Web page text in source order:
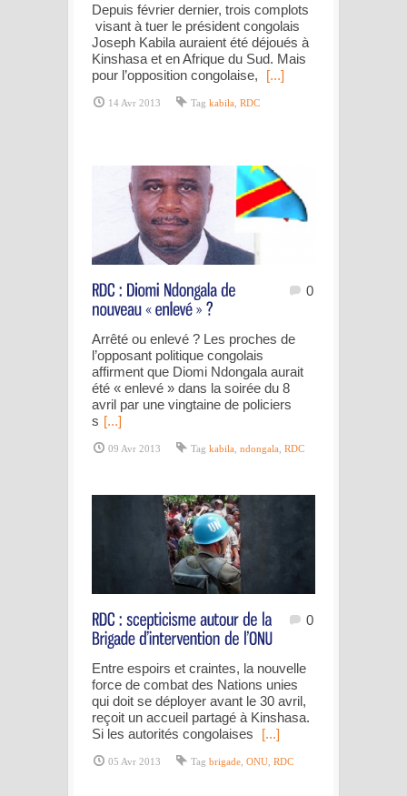
Depuis février dernier, trois complots
visant à tuer le président congolais
Joseph Kabila auraient été déjoués à
Kinshasa et en Afrique du Sud. Mais
pour l’opposition congolaise,
[...]
14 Avr 2013 Tag kabila RDC
0
Arrêté ou enlevé ? Les proches de
l’opposant politique congolais
affirment que Diomi Ndongala aurait
été « enlevé » dans la soirée du 8
avril par une vingtaine de policiers
s [...]
09 Avr 2013 Tag kabila ndongala RDC
0
Entre espoirs et craintes, la nouvelle
force de combat des Nations unies
qui doit se déployer avant le 30 avril,
reçoit un accueil partagé à Kinshasa.
Si les autorités congolaises
[...]
05 Avr 2013 Tag brigade ONU RDC